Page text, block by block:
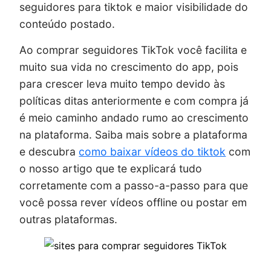
seguidores para tiktok e maior visibilidade do
conteúdo postado.
Ao comprar seguidores TikTok você facilita e
muito sua vida no crescimento do app, pois
para crescer leva muito tempo devido às
políticas ditas anteriormente e com compra já
é meio caminho andado rumo ao crescimento
na plataforma. Saiba mais sobre a plataforma
e descubra como baixar vídeos do tiktok com
o nosso artigo que te explicará tudo
corretamente com a passo-a-passo para que
você possa rever vídeos offline ou postar em
outras plataformas.